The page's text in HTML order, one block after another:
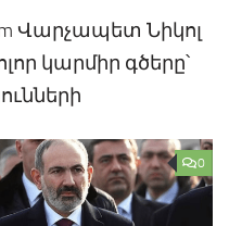
Վարչապետ Նիկոլ
կարմիր գծերը՝
0